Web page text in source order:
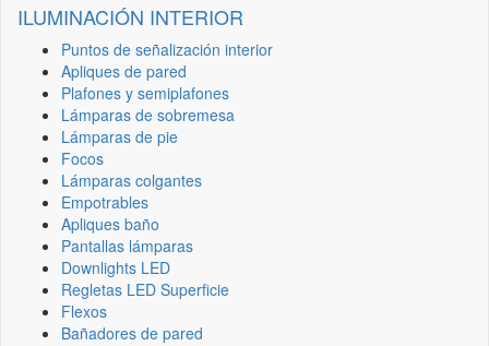
ILUMINACIÓN INTERIOR
Puntos de señalización interior
Apliques de pared
Plafones y semiplafones
Lámparas de sobremesa
Lámparas de pie
Focos
Lámparas colgantes
Empotrables
Apliques baño
Pantallas lámparas
Downlights LED
Regletas LED Superficie
Flexos
Bañadores de pared